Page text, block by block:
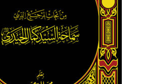
ثبت شکایات
حساب کاربری من
درباره ما